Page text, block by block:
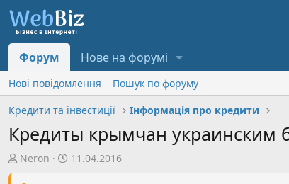
Форум Нове на форумі
Нові повідомлення
Пошук по форуму
Кредити та інвестиції
Інформація про кредити
Кредиты крымчан украинским
А
Neron
Д11.04.2016